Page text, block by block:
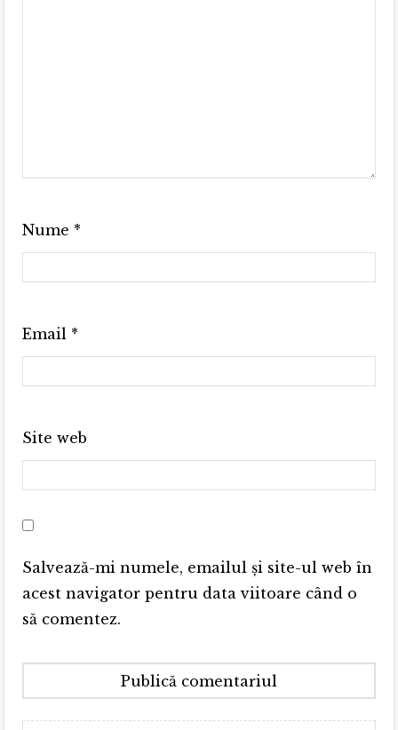
Nume *
Email *
Site web
Salvează-mi numele, emailul și site-ul web în
acest navigator pentru data viitoare când o
să comentez.